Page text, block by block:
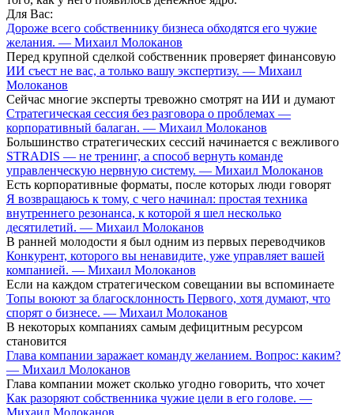
Для Вас:
Дороже всего собственнику бизнеса обходятся его чужие
желания. — Михаил Молоканов
Перед крупной сделкой собственник проверяет финансовую
ИИ съест не вас, а только вашу экспертизу. — Михаил
Молоканов
Сейчас многие эксперты тревожно смотрят на ИИ и думают
Стратегическая сессия без разговора о проблемах —
корпоративный балаган. — Михаил Молоканов
Большинство стратегических сессий начинается с вежливого
STRADIS — не тренинг, а способ вернуть команде
управленческую нервную систему. — Михаил Молоканов
Есть корпоративные форматы, после которых люди говорят
Я возвращаюсь к тому, с чего начинал: простая техника
внутреннего резонанса, к которой я шел несколько
десятилетий. — Михаил Молоканов
В ранней молодости я был одним из первых переводчиков
Конкурент, которого вы ненавидите, уже управляет вашей
компанией. — Михаил Молоканов
Если на каждом стратегическом совещании вы вспоминаете
Топы воюют за благосклонность Первого, хотя думают, что
спорят о бизнесе. — Михаил Молоканов
В некоторых компаниях самым дефицитным ресурсом
становится
Глава компании заражает команду желанием. Вопрос: каким?
— Михаил Молоканов
Глава компании может сколько угодно говорить, что хочет
Как разоряют собственника чужие цели в его голове. —
Михаил Молоканов